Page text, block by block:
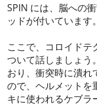
SPIN には、脳への
ッドが付いています。
ここで、コロイドテ
ついて話しましょう
おり、衝突時に潰れ
ので、ヘルメットを
キに使われるケブラ